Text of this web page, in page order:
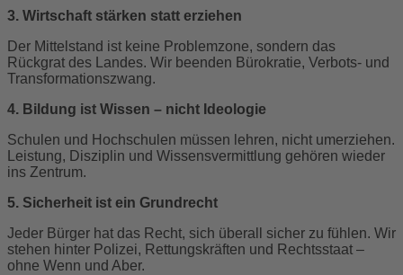
3. Wirtschaft stärken statt erziehen
Der Mittelstand ist keine Problemzone, sondern das
Rückgrat des Landes. Wir beenden Bürokratie, Verbots- und
Transformationszwang.
4. Bildung ist Wissen – nicht Ideologie
Schulen und Hochschulen müssen lehren, nicht umerziehen.
Leistung, Disziplin und Wissensvermittlung gehören wieder
ins Zentrum.
5. Sicherheit ist ein Grundrecht
Jeder Bürger hat das Recht, sich überall sicher zu fühlen. Wir
stehen hinter Polizei, Rettungskräften und Rechtsstaat –
ohne Wenn und Aber.